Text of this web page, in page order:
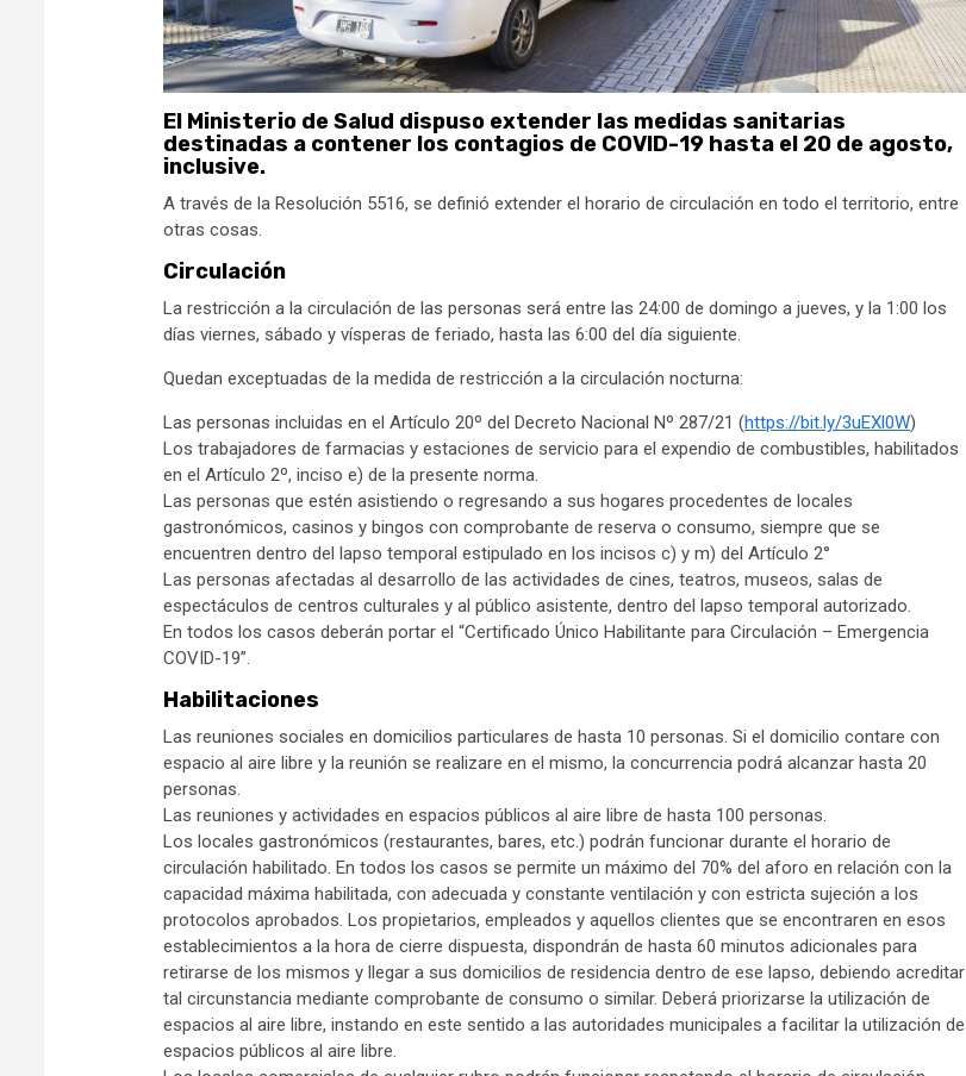
El Ministerio de Salud dispuso extender las medidas sanitarias
destinadas a contener los contagios de COVID-19 hasta el 20 de agosto,
inclusive.
A través de la Resolución 5516, se definió extender el horario de circulación en todo el territorio, entre
otras cosas.
Circulación
La restricción a la circulación de las personas será entre las 24:00 de domingo a jueves, y la 1:00 los
días viernes, sábado y vísperas de feriado, hasta las 6:00 del día siguiente.
Quedan exceptuadas de la medida de restricción a la circulación nocturna:
Las personas incluidas en el Artículo 20º del Decreto Nacional Nº 287/21 (https://bit.ly/3uEXl0W)
Los trabajadores de farmacias y estaciones de servicio para el expendio de combustibles, habilitados
en el Artículo 2º, inciso e) de la presente norma.
Las personas que estén asistiendo o regresando a sus hogares procedentes de locales
gastronómicos, casinos y bingos con comprobante de reserva o consumo, siempre que se
encuentren dentro del lapso temporal estipulado en los incisos c) y m) del Artículo 2°
Las personas afectadas al desarrollo de las actividades de cines, teatros, museos, salas de
espectáculos de centros culturales y al público asistente, dentro del lapso temporal autorizado.
En todos los casos deberán portar el “Certificado Único Habilitante para Circulación – Emergencia
COVID-19”.
Habilitaciones
Las reuniones sociales en domicilios particulares de hasta 10 personas. Si el domicilio contare con
espacio al aire libre y la reunión se realizare en el mismo, la concurrencia podrá alcanzar hasta 20
personas.
Las reuniones y actividades en espacios públicos al aire libre de hasta 100 personas.
Los locales gastronómicos (restaurantes, bares, etc.) podrán funcionar durante el horario de
circulación habilitado. En todos los casos se permite un máximo del 70% del aforo en relación con la
capacidad máxima habilitada, con adecuada y constante ventilación y con estricta sujeción a los
protocolos aprobados. Los propietarios, empleados y aquellos clientes que se encontraren en esos
establecimientos a la hora de cierre dispuesta, dispondrán de hasta 60 minutos adicionales para
retirarse de los mismos y llegar a sus domicilios de residencia dentro de ese lapso, debiendo acreditar
tal circunstancia mediante comprobante de consumo o similar. Deberá priorizarse la utilización de
espacios al aire libre, instando en este sentido a las autoridades municipales a facilitar la utilización de
espacios públicos al aire libre.